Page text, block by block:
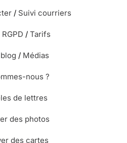
/ Suivi courriers
/ Tarifs
/ Médias
nous ?
de lettres
des photos
des cartes